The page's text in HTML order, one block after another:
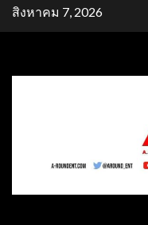
Skipสิงหาคม 7, 2026